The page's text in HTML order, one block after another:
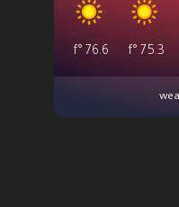
76.6
°f 75.3
°f